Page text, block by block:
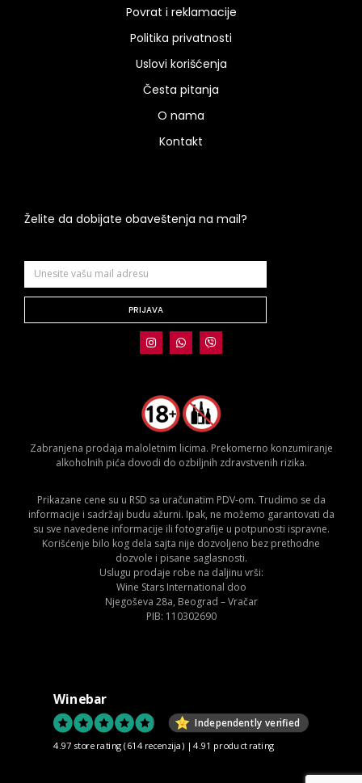
Povrat i reklamacije
Politika privatnosti
Uslovi korišćenja
Česta pitanja
O nama
Kontakt
Želite da dobijate obaveštenja na mail?
PRIJAVA
Zabranjena prodaja maloletnim licima. Prekomerno konzumiranje
alkoholnih pića dovodi do ozbiljnih zdravstvenih rizika.
Prikazane cene su u RSD sa uračunatim PDV-om. Trudimo se da
informacije i sadržaji budu ažurni. Ipak, ne možemo garantovati da
su sve navedene informacije ili fotografije u potpunosti ispravne.
Korišćenje bilo kog dela sajta nije dozvoljeno bez prethodne
dozvole i pisane saglasnosti.
Uslugu prodaje robe na daljinu vrši:
Wine Stars International doo
Njegoševa 28a, Beograd – Vračar
PIB: 110302690
Winebar
Independently verified
4.97 store rating (614 recenzija) |4.91 product rating